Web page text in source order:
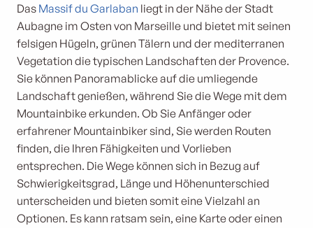
Das Massif du Garlaban liegt in der Nähe der Stadt
Aubagne im Osten von Marseille und bietet mit seinen
felsigen Hügeln, grünen Tälern und der mediterranen
Vegetation die typischen Landschaften der Provence.
Sie können Panoramablicke auf die umliegende
Landschaft genießen, während Sie die Wege mit dem
Mountainbike erkunden. Ob Sie Anfänger oder
erfahrener Mountainbiker sind, Sie werden Routen
finden, die Ihren Fähigkeiten und Vorlieben
entsprechen. Die Wege können sich in Bezug auf
Schwierigkeitsgrad, Länge und Höhenunterschied
unterscheiden und bieten somit eine Vielzahl an
Optionen. Es kann ratsam sein, eine Karte oder einen